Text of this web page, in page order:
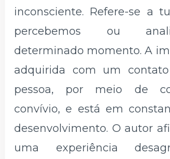
inconsciente. Refere-se a
percebemos ou
determinado momento. A
adquirida com um
pessoa, por meio de
convívio, e está em
desenvolvimento. O autor
uma experiência